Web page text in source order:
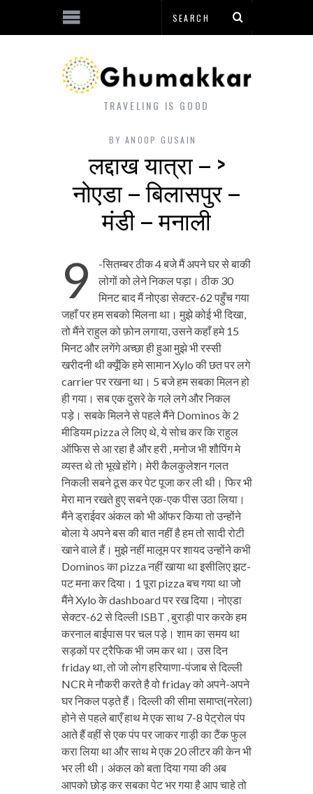
TRAVELING IS GOOD
BY ANOOP GUSAIN
लद्दाख यात्रा – >
नोएडा – बिलासपुर –
मंडी – मनाली
9
-सितम्बर ठीक 4 बजे मैं अपने घर से बाकी
लोगों को लेने निकल पड़ा। ठीक 30
मिनट बाद मैं नोएडा सेक्टर-62 पहुँच गया
जहाँ पर हम सबको मिलना था। मुझे कोई भी दिखा,
तो मैंने राहुल को फ़ोन लगाया, उसने कहाँ हमे 15
मिनट और लगेंगे अच्छा ही हुआ मुझे भी रस्सी
खरीदनी थी क्यूँकि हमे सामान Xylo की छत पर लगे
carrier पर रखना था। 5 बजे हम सबका मिलन हो
ही गया। सब एक दुसरे के गले लगे और निकल
पड़े। सबके मिलने से पहले मैंने Dominos के 2
मीडियम pizza ले लिए थे, ये सोच कर कि राहुल
ऑफिस से आ रहा है और हरी , मनोज भी शौपिंग मे
व्यस्त थे तो भूखे होंगे। मेरी कैलकुलेशन गलत
निकली सबने ठूस कर पेट पूजा कर ली थी। फिर भी
मेरा मान रखते हुए सबने एक-एक पीस उठा लिया।
मैंने ड्राईवर अंकल को भी ऑफर किया तो उन्होंने
बोला ये अपने बस की बात नहीं है हम तो सादी रोटी
खाने वाले हैं। मुझे नहीं मालूम पर शायद उन्होंने कभी
Dominos का pizza नहीं खाया था इसीलिए झट-
पट मना कर दिया। 1 पूरा pizza बच गया था जो
मैंने Xylo के dashboard पर रख दिया। नोएडा
सेक्टर-62 से दिल्ली ISBT , बुराड़ी पार करके हम
करनाल बाईपास पर चल पड़े। शाम का समय था
सड़कों पर ट्रैफिक भी जम कर था। उस दिन
friday था, तो जो लोग हरियाणा-पंजाब से दिल्ली
NCR मे नौकरी करते है वो friday को अपने-अपने
घर निकल पड़ते हैं। दिल्ली की सीमा समाप्त(नरेला)
होने से पहले बाएँ हाथ मे एक साथ 7-8 पेट्रोल पंप
आते हैं वहीं से एक पंप पर जाकर गाड़ी का टैंक फुल
करा लिया था और साथ मे एक 20 लीटर की केन भी
भर ली थी। अंकल को बता दिया गया की अब
आपको छोड़ कर सबका पेट भर गया है आप चाहे तो